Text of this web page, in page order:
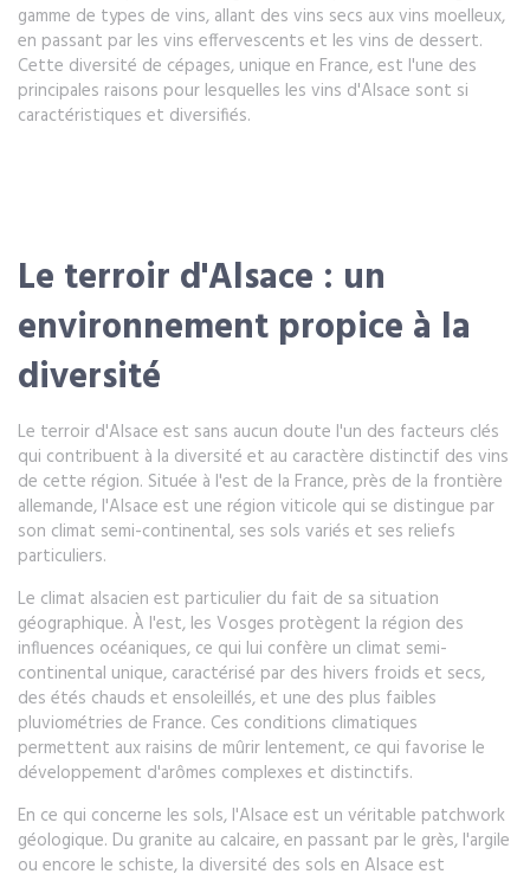
gamme de types de vins, allant des vins secs aux vins moelleux,
en passant par les vins effervescents et les vins de dessert.
Cette diversité de cépages, unique en France, est l'une des
principales raisons pour lesquelles les vins d'Alsace sont si
caractéristiques et diversifiés.
Le terroir d'Alsace : un
environnement propice à la
diversité
Le terroir d'Alsace est sans aucun doute l'un des facteurs clés
qui contribuent à la diversité et au caractère distinctif des vins
de cette région. Située à l'est de la France, près de la frontière
allemande, l'Alsace est une région viticole qui se distingue par
son climat semi-continental, ses sols variés et ses reliefs
particuliers.
Le climat alsacien est particulier du fait de sa situation
géographique. À l'est, les Vosges protègent la région des
influences océaniques, ce qui lui confère un climat semi-
continental unique, caractérisé par des hivers froids et secs,
des étés chauds et ensoleillés, et une des plus faibles
pluviométries de France. Ces conditions climatiques
permettent aux raisins de mûrir lentement, ce qui favorise le
développement d'arômes complexes et distinctifs.
En ce qui concerne les sols, l'Alsace est un véritable patchwork
géologique. Du granite au calcaire, en passant par le grès, l'argile
ou encore le schiste, la diversité des sols en Alsace est